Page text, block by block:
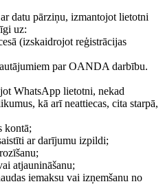
datu pārziņu, izmantojot lietotni
uz:
(izskaidrojot reģistrācijas
par OANDA darbību.
WhatsApp lietotni, nekad
kā arī neattiecas, cita starpā,
kontā;
ar darījumu izpildi;
atjaunināšanu;
iemaksu vai izņemšanu no